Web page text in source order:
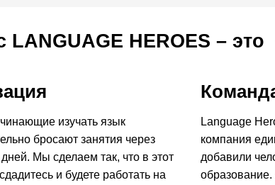
HEROES – это
изучать язык
бросают занятия через
дней. Мы сделаем так, что в этот
и будете работать на
Language
компания
добавили